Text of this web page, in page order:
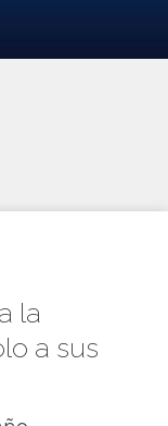
la
a sus